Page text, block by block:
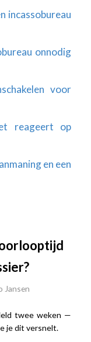
incassobureau
onnodig
voor
reageert op
en een
Jansen
twee weken —
je dit versnelt.